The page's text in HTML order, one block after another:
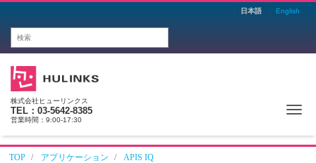
日本語 English
株式会社ヒューリンクス
TEL：03-5642-8385
営業時間：9:00-17:30
TOP アプリケーション
APIS IQ